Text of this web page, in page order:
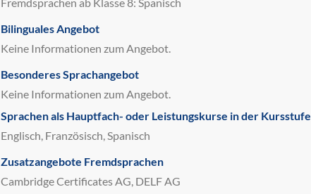
Bilinguales Angebot
Keine Informationen zum Angebot.
Besonderes Sprachangebot
Keine Informationen zum Angebot.
Sprachen als Hauptfach- oder Leistungskurse in der Kursstufe
Englisch, Französisch, Spanisch
Zusatzangebote Fremdsprachen
Cambridge Certificates AG, DELF AG